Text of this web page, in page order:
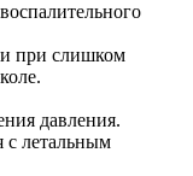
при слишком
давления.
с летальным